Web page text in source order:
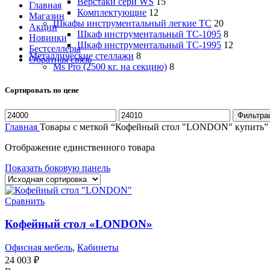
Главная
Магазин
Акции
Новинки
Бестселлеры
Обратная связь
Комплектующие 12
Шкафы инструментальный легкие ТС 20
Шкаф инструментальный TC-1095 8
Шкаф инструментальный TC-1995 12
Металлические стеллажи 8
Ms Pro (2500 кг. на секцию) 8
Сортировать по цене
Минимальная
цена
Максимальная
цена
Главная Товары с меткой “Кофейный стол "LONDON" купить”
Отображение единственного товара
Показать боковую панель
Сравнить
Кофейный стол «LONDON»
Офисная мебель, Кабинеты
24 003 ₽